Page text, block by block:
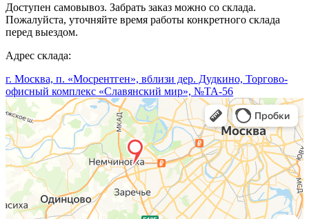
Доступен самовывоз. Забрать заказ можно со склада.
Пожалуйста, уточняйте время работы конкретного склада
перед выездом.
Адрес склада:
г. Москва, п. «Мосрентген», вблизи дер. Дудкино, Торгово-
офисный комплекс «Славянский мир», №ТА-56